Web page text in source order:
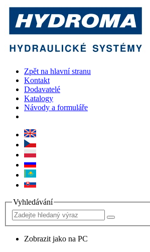
Zpět na hlavní stranu
Kontakt
Dodavatelé
Katalogy
Návody a formuláře
Vyhledávání
Zobrazit jako na PC